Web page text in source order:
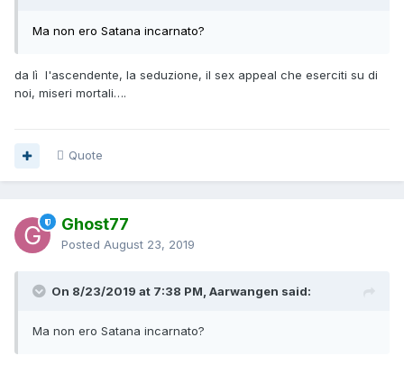
Ma non ero Satana incarnato?
da lì l'ascendente, la seduzione, il sex appeal che eserciti su di
noi, miseri mortali….
Quote
Ghost77
Posted August 23, 2019
On 8/23/2019 at 7:38 PM, Aarwangen said:
Ma non ero Satana incarnato?